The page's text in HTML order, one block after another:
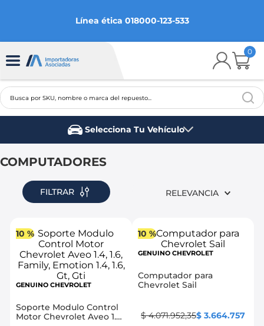
Línea ética 018000-123-533
0
Busca por SKU, nombre o marca del repuesto...
Selecciona Tu Vehículo
COMPUTADORES
FILTRAR RELEVANCIA
10 %
GENUINO CHEVROLET
Soporte Modulo Control
Motor Chevrolet Aveo 1.4,
10 %
GENUINO CHEVROLET
Computador para
Chevrolet Sail
$ 4.071.952,35$ 3.664.757
2.
aveo
spark gt
ford fiesta
.
mazda 3
sail
.
chevrolet sail
.
chevrolet spark gt